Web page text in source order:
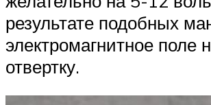
результате подобных
электромагнитное поле
отвертку.